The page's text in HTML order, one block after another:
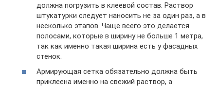
должна погрузить в клеевой состав. Раствор
штукатурки следует наносить не за один раз, а в
несколько этапов. Чаще всего это делается
полосами, которые в ширину не больше 1 метра,
так как именно такая ширина есть у фасадных
стенок.
Армирующая сетка обязательно должна быть
приклеена именно на свежий раствор, а